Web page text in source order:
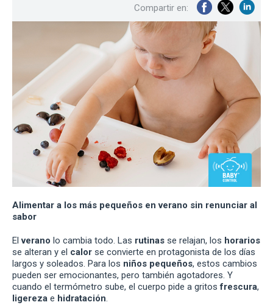
Compartir en:
Alimentar a los más pequeños en verano sin renunciar al
sabor
Elverano lo cambia todo. Las rutinas se relajan, los horarios
se alteran y el calor se convierte en protagonista de los días
largos y soleados. Para los niños pequeños, estos cambios
pueden ser emocionantes, pero también agotadores. Y
cuando el termómetro sube, el cuerpo pide a gritosfrescura,
ligereza e hidratación.